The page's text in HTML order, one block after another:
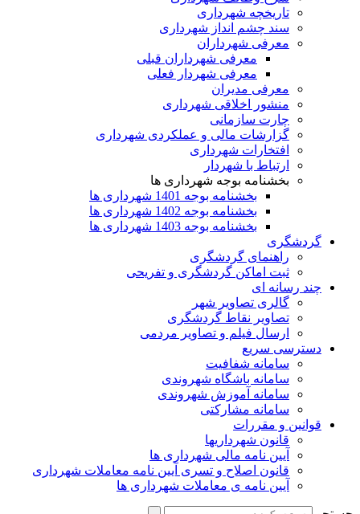
تاریخچه شهرداری
سند چشم انداز شهرداری
معرفی شهرداران
معرفی شهرداران قبلی
معرفی شهردار فعلی
معرفی مدیران
منشور اخلاقی شهرداری
چارت سازمانی
گزارشات مالی و عملکردی شهرداری
افتخارات شهرداری
ارتباط با شهردار
بخشنامه بوجه شهرداری ها
بخشنامه بوجه 1401 شهرداری ها
بخشنامه بوجه 1402 شهرداری ها
بخشنامه بوجه 1403 شهرداری ها
گردشگری
راهنمای گردشگری
ثبت اماکن گردشگری و تفریحی
چند رسانه ای
گالری تصاویر شهر
تصاویر نقاط گردشگری
ارسال فیلم و تصاویر مردمی
دسترسی سریع
سامانه شفافیت
سامانه باشگاه شهروندی
سامانه آموزش شهروندی
سامانه مشارکتی
قوانین و مقررات
قانون شهرداریها
آیین نامه مالی شهرداری ها
قانون اصلاح و تسری آیین نامه معاملات شهرداری
آیین نامه ی معاملات شهرداری ها